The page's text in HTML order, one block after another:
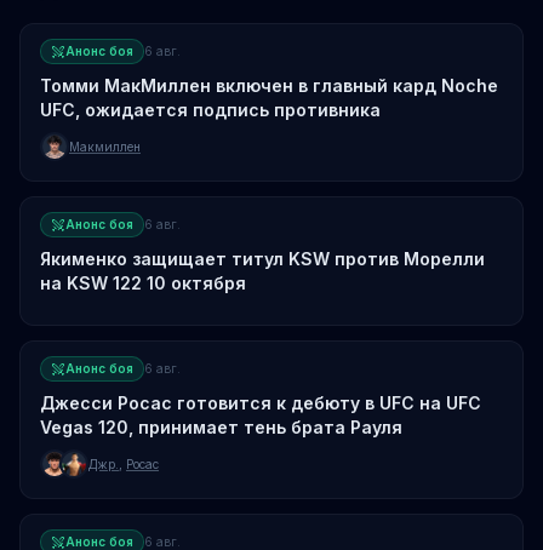
Анонс боя 6 авг.
Томми МакМиллен включен в главный кард Noche
UFC, ожидается подпись противника
Макмиллен
Анонс боя 6 авг.
Якименко защищает титул KSW против Морелли
на KSW 122 10 октября
Анонс боя 6 авг.
Джесси Росас готовится к дебюту в UFC на UFC
Vegas 120, принимает тень брата Рауля
Джр. Росас
Анонс боя 6 авг.